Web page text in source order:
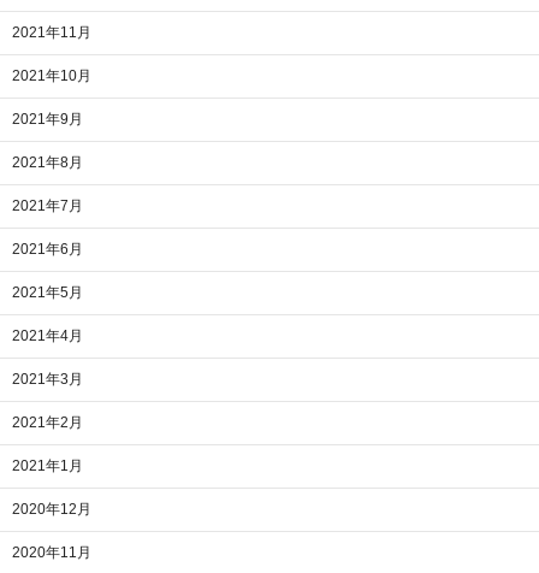
2021年11月
2021年10月
2021年9月
2021年8月
2021年7月
2021年6月
2021年5月
2021年4月
2021年3月
2021年2月
2021年1月
2020年12月
2020年11月